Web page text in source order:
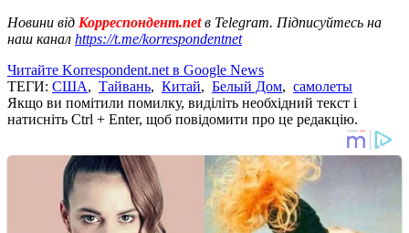
Новини від Корреспондент.netв Telegram. Підписуйтесь на
наш канал https://t.me/korrespondentnet
Читайте Korrespondent.net в Google News
ТЕГИ: США, Тайвань, Китай, Белый Дом, самолеты
Якщо ви помітили помилку, виділіть необхідний текст і
натисніть Ctrl + Enter, щоб повідомити про це редакцію.